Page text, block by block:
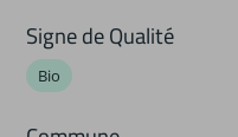
Signe de Qualité
Bio